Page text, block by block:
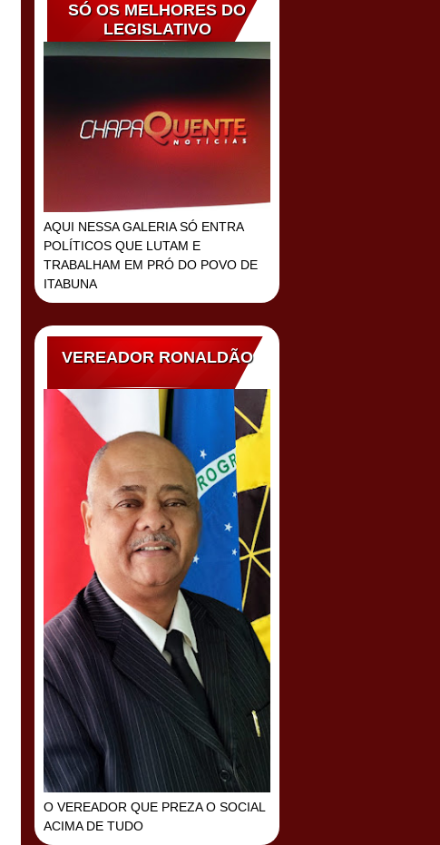
SÓ OS MELHORES DO
LEGISLATIVO
AQUI NESSA GALERIA SÓ ENTRA
POLÍTICOS QUE LUTAM E
TRABALHAM EM PRÓ DO POVO DE
ITABUNA
VEREADOR RONALDÃO
O VEREADOR QUE PREZA O SOCIAL
ACIMA DE TUDO